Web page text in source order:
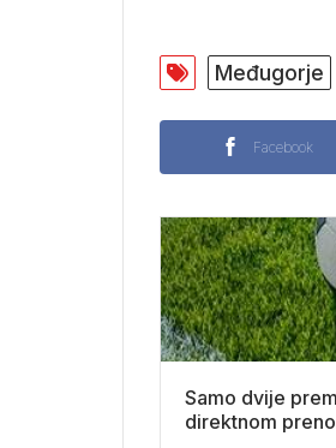
Međugorje
Facebook
Samo dvije
direktnom